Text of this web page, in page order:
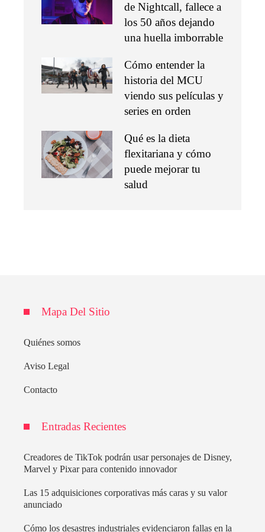
de Nightcall, fallece a
los 50 años dejando
una huella imborrable
Cómo entender la
historia del MCU
viendo sus películas y
series en orden
Qué es la dieta
flexitariana y cómo
puede mejorar tu
salud
Mapa Del Sitio
Quiénes somos
Aviso Legal
Contacto
Entradas Recientes
Creadores de TikTok podrán usar personajes de Disney,
Marvel y Pixar para contenido innovador
Las 15 adquisiciones corporativas más caras y su valor
anunciado
Cómo los desastres industriales evidenciaron fallas en la